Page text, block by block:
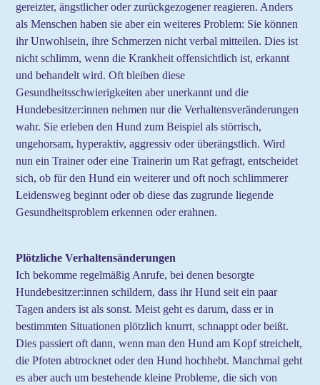
gereizter, ängstlicher oder zurückgezogener reagieren. Anders
als Menschen haben sie aber ein weiteres Problem: Sie können
ihr Unwohlsein, ihre Schmerzen nicht verbal mitteilen. Dies ist
nicht schlimm, wenn die Krankheit offensichtlich ist, erkannt
und behandelt wird. Oft bleiben diese
Gesundheitsschwierigkeiten aber unerkannt und die
Hundebesitzer:innen nehmen nur die Verhaltensveränderungen
wahr. Sie erleben den Hund zum Beispiel als störrisch,
ungehorsam, hyperaktiv, aggressiv oder überängstlich. Wird
nun ein Trainer oder eine Trainerin um Rat gefragt, entscheidet
sich, ob für den Hund ein weiterer und oft noch schlimmerer
Leidensweg beginnt oder ob diese das zugrunde liegende
Gesundheitsproblem erkennen oder erahnen.
Plötzliche Verhaltensänderungen
Ich bekomme regelmäßig Anrufe, bei denen besorgte
Hundebesitzer:innen schildern, dass ihr Hund seit ein paar
Tagen anders ist als sonst. Meist geht es darum, dass er in
bestimmten Situationen plötzlich knurrt, schnappt oder beißt.
Dies passiert oft dann, wenn man den Hund am Kopf streichelt,
die Pfoten abtrocknet oder den Hund hochhebt. Manchmal geht
es aber auch um bestehende kleine Probleme, die sich von